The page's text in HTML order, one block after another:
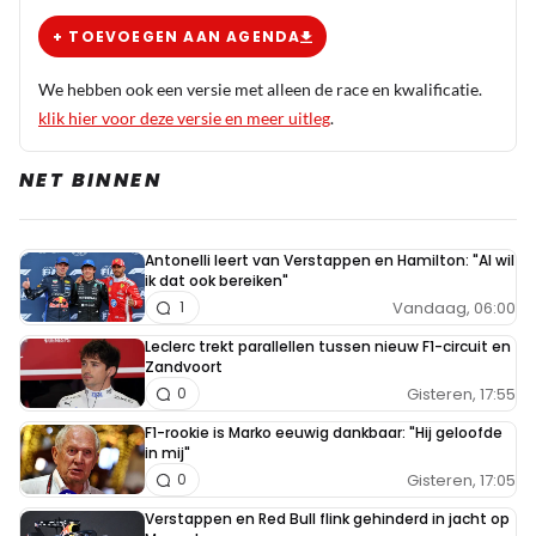
projecteren op anderen. In een dichte auto wordt
Dit bericht is aangepast op:14-10
TheRocketman
14 oktober 2025 21:47
😂ik wist dat je zou gaan reageren, hoe
voorspelbaar! Eerst al van vier verschillende
accounts dezelfde beledigingen, en nu ook al alle 4
een kart verleden… hoeveel toeval kan er bestaan,
zaten jullie alle 4 in hetzelfde team toevallig? Maar
hè jeany boy, deze 16 jarige vrouwelijke fruitvlieg
+ TOEVOEGEN AAN AGENDA
We hebben ook een versie met alleen de race en kwalificatie.
klik hier voor deze versie en meer uitleg.
NET BINNEN
Antonelli leert van Verstappen en Hamilton: "Al wil
ik dat ook bereiken"
Vandaag, 06:00
1
Leclerc trekt parallellen tussen nieuw F1-circuit en
Zandvoort
Gisteren, 17:55
0
F1-rookie is Marko eeuwig dankbaar: "Hij geloofde
in mij"
Gisteren, 17:05
0
Verstappen en Red Bull flink gehinderd in jacht op